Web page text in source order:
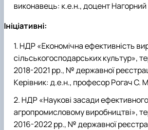
виконавець: к.е.н., доцент
Ініціативні:
НДР «Економічна ефективність
сільськогосподарських культур»,
2018-2021 рр., № державної
Керівник: д.е.н., професор Рогач С.
НДР «Наукові засади
агропромисловому виробництві»,
2016-2022 рр., № державної